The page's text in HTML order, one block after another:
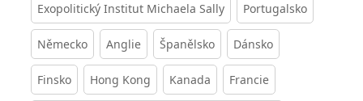
Exopolitický Institut Michaela Sally Portugalsko
Německo Anglie Španělsko Dánsko
Finsko Hong Kong Kanada Francie